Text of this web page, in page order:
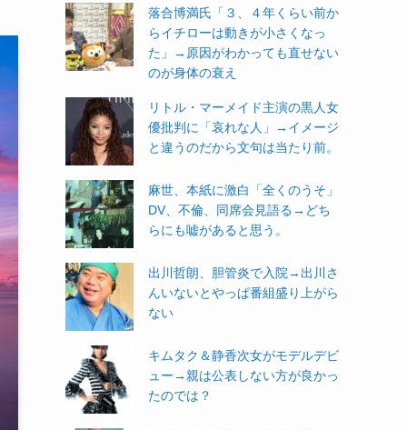
落合博満氏「３、４年くらい前か
らイチローは動きが小さくなっ
た」→原因がわかっても直せない
のが身体の衰え
リトル・マーメイド主演の黒人女
優批判に「哀れな人」→イメージ
と違うのだから文句は当たり前。
麻世、本紙に激白「全くのうそ」
DV、不倫、同席会見語る→どち
らにも嘘があると思う。
出川哲朗、胆管炎で入院→出川さ
んいないとやっぱ番組盛り上がら
ない
キムタク＆静香次女がモデルデビ
ュー→親は公表しない方が良かっ
たのでは？